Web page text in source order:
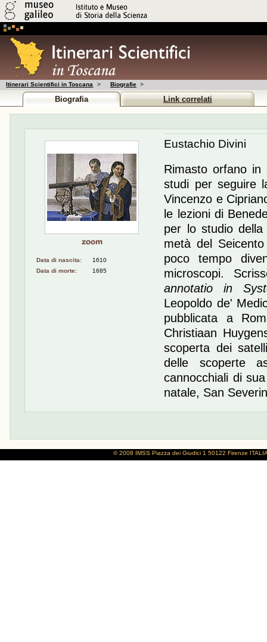
Itinerari Scientifici in Toscana > Biografie >
Biografia Link correlati
Data di nascita:
1610
Data di morte:
1685
Eustachio Divini
Rimasto orfano in
studi per seguire
Vincenzo e
le lezioni di
per lo studio della
metà del
poco tempo
microscopi.
annotatio in
Leopoldo de'
pubblicata a
Christiaan
scoperta dei
delle scoperte
cannocchiali di
natale, San
© 2008 IMSS Piazza dei Giudici 1 50122 Firenze